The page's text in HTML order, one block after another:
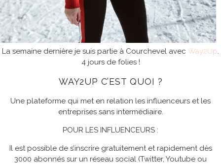
La semaine dernière je suis partie à Courchevel avec Way2Up.
4 jours de folies !
WAY2UP C’EST QUOI ?
Une plateforme qui met en relation les influenceurs et les
entreprises sans intermédiaire.
POUR LES INFLUENCEURS :
Il est possible de s’inscrire gratuitement et rapidement dès
3000 abonnés sur un réseau social (Twitter, Youtube ou